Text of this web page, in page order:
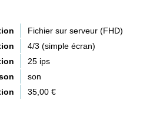
Fichier sur serveur (FHD)
4/3 (simple écran)
25 ips
son
35,00 €